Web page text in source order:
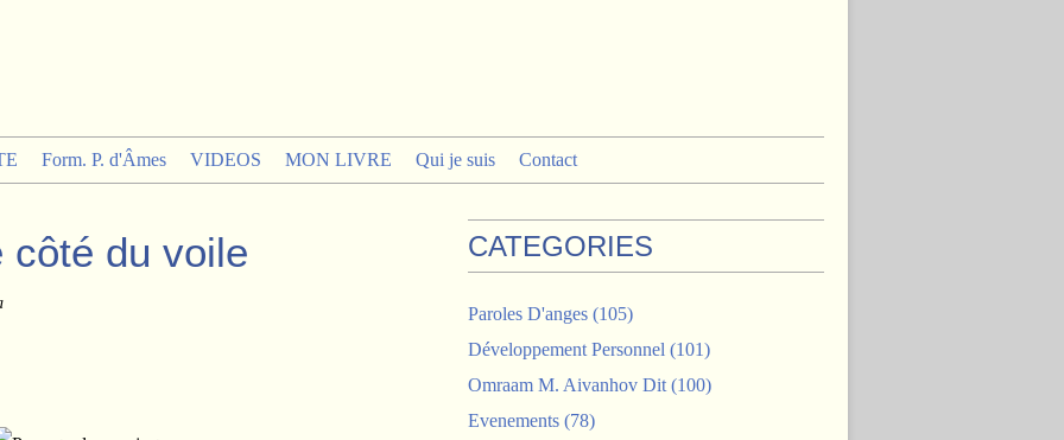
Form. P. d'Âmes VIDEOS MON LIVRE Qui je suis Contact
côté du voile CATEGORIES
Paroles D'anges (105)
Développement Personnel (101)
Omraam M. Aivanhov Dit (100)
Evenements (78)